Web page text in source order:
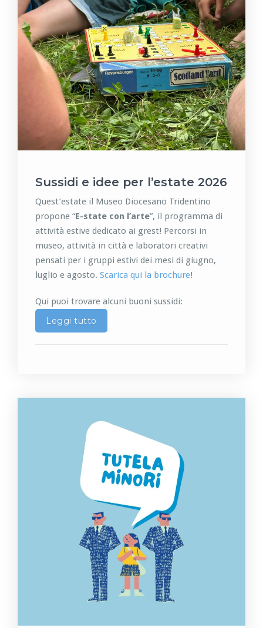
Sussidi e idee per l’estate 2026
Quest’estate il Museo Diocesano Tridentino
propone “E-state con l’arte”, il programma di
attività estive dedicato ai grest! Percorsi in
museo, attività in città e laboratori creativi
pensati per i gruppi estivi dei mesi di giugno,
luglio e agosto. Scarica qui la brochure!
Qui puoi trovare alcuni buoni sussidi:
Leggi tutto